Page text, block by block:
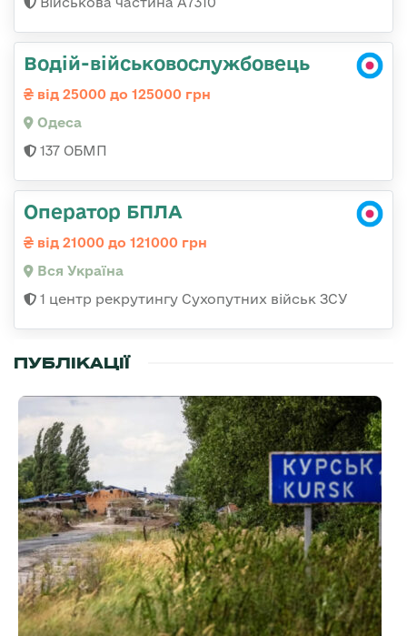
Водій-військовослужбовець
від 25000 до 125000 грн
Одеса
137 ОБМП
Оператор БПЛА
від 21000 до 121000 грн
Вся Україна
1 центр рекрутингу Сухопутних військ ЗСУ
ПУБЛІКАЦІЇ